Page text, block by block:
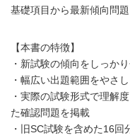
基礎項目から最新傾向問
【本書の特徴】
・新試験の傾向をしっか
・幅広い出題範囲をやさ
・実際の試験形式で理解
た確認問題を掲載
・旧SC試験を含めた16